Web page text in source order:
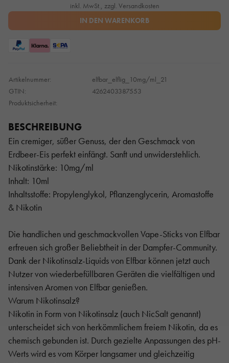
inkl. MwSt., zzgl. Versandkosten
IN DEN WARENKORB
Artikelnummer:
elfbar_elflig_10mg/ml_21
GTIN:
4262403387553
Produktsicherheit:
BESCHREIBUNG
Ein cremiger, süßer Genuss, der den Geschmack von
Erdbeer-Eis perfekt einfängt. Sanft und unwiderstehlich.
Nikotinstärke: 10mg/ml
Inhalt: 10ml
Inhaltsstoffe: Propylenglykol, Pflanzenglycerin, Aromastoffe
& Nikotin
Die handlichen und geschmackvollen Vape-Sticks von Elfbar
erfreuen sich großer Beliebtheit in der Dampfer-Community.
Dank der Nikotinsalz-Liquids von Elfbar können jetzt auch
Nutzer von wiederbefüllbaren Geräten die vielfältigen und
intensiven Aromen von Elfbar genießen.
Warum Nikotinsalz?
Nikotin in Form von Nikotinsalz (auch NicSalt genannt)
unterscheidet sich von herkömmlichem freiem Nikotin, da es
chemisch gebunden ist. Durch gezielte Anpassungen des pH-
Werts wird es vom Körper langsamer und gleichzeitig